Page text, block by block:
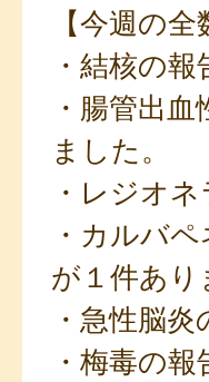
【今週の
・結核の
・腸管出
ました。
・レジオ
・カルバ
が１件あり
・急性脳
・梅毒の